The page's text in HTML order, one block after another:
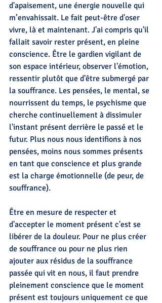
d'apaisement, une énergie nouvelle qui
m’envahissait. Le fait peut-être d'oser
vivre, là et maintenant. J'ai compris qu'il
fallait savoir rester présent, en pleine
conscience. Être le gardien vigilant de
son espace intérieur, observer l'émotion,
ressentir plutôt que d'être submergé par
la souffrance. Les pensées, le mental, se
nourrissent du temps, le psychisme que
cherche continuellement à dissimuler
l'instant présent derrière le passé et le
futur. Plus nous nous identifions à nos
pensées, moins nous sommes présents
en tant que conscience et plus grande
est la charge émotionnelle (de peur, de
souffrance).
Être en mesure de respecter et
d'accepter le moment présent c'est se
libérer de la douleur. Pour ne plus créer
de souffrance ou pour ne plus rien
ajouter aux résidus de la souffrance
passée qui vit en nous, il faut prendre
pleinement conscience que le moment
présent est toujours uniquement ce que